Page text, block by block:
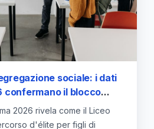
sociale: i dati
confermano il blocco
2026 rivela come il Liceo
d'élite per figli di